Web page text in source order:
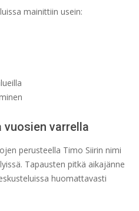
mainittiin usein:
varrella
perusteella Timo Siirin nimi
Tapausten pitkä aikajänne
huomattavasti